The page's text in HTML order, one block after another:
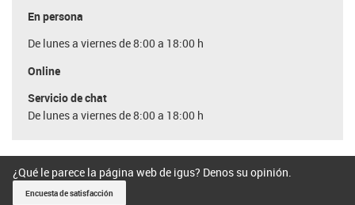
En persona
De lunes a viernes de 8:00 a 18:00 h
Online
Servicio de chat
De lunes a viernes de 8:00 a 18:00 h
¿Qué le parece la página web de igus? Denos su opinión.
Encuesta de satisfacción